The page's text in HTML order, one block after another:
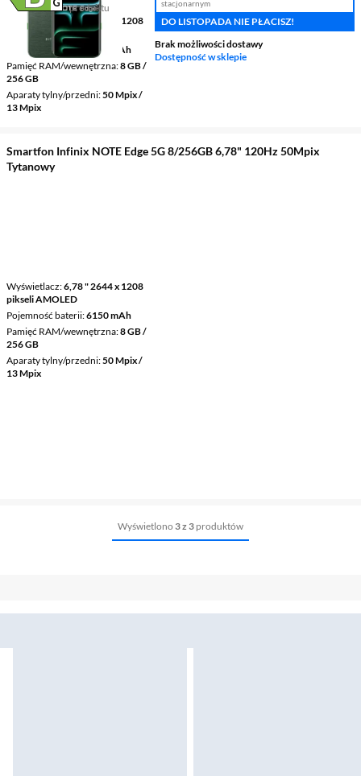
produktu
Wyświetlacz
6,78 " 2644 x 1208
pikseli AMOLED
Pojemność baterii
6150 mAh
Pamięć RAM/wewnętrzna 8 GB /
256 GB
Aparaty tylny/przedni 50 Mpix /
13 Mpix
stacjonarnym
DO LISTOPADA NIE PŁACISZ!
Brak możliwości dostawy
Dostępność w sklepie
Smartfon Infinix NOTE Edge 5G 8/256GB 6,78" 120Hz 50Mpix
Tytanowy
Wyświetlacz 6,78 " 2644 x 1208
pikseli AMOLED
Pojemność baterii 6150 mAh
Pamięć RAM/wewnętrzna 8 GB /
256 GB
Aparaty tylny/przedni 50 Mpix /
13 Mpix
Wyświetlono 3 z 3 produktów